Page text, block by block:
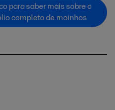
para saber mais sobre o
completo de moinhos